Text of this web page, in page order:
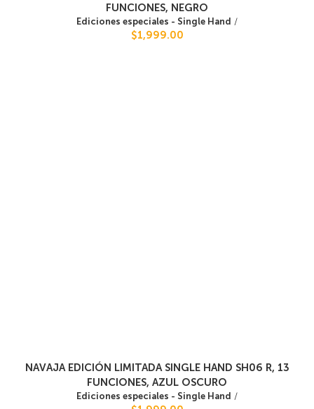
FUNCIONES, NEGRO
Ediciones especiales - Single Hand /
$1,999.00
NAVAJA EDICIÓN LIMITADA SINGLE HAND SH06 R, 13
FUNCIONES, AZUL OSCURO
Ediciones especiales - Single Hand /